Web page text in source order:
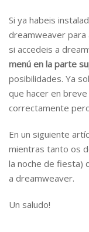
Si ya habeis
dreamweaver para
si accedeis a
menú en la parte
posibilidades. Ya
que hacer en
correctamente
En un siguiente
mientras tanto os
la noche de fiesta)
a dreamweaver.
Un saludo!